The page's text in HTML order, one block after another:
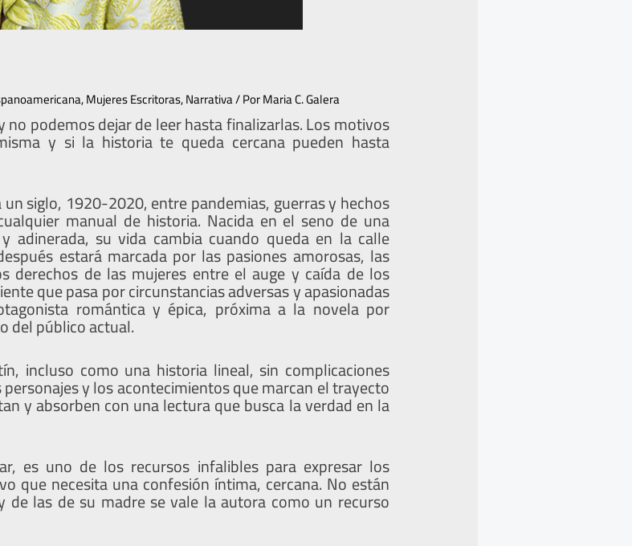
,Mujeres Escritoras,Narrativa/ PorMaria C. Galera
podemos dejar de leer hasta finalizarlas. Los motivos
y si la historia te queda cercana pueden hasta
siglo, 1920-2020, entre pandemias, guerras y hechos
manual de historia. Nacida en el seno de una
adinerada, su vida cambia cuando queda en la calle
estará marcada por las pasiones amorosas, las
derechos de las mujeres entre el auge y caída de los
que pasa por circunstancias adversas y apasionadas
romántica y épica, próxima a la novela por
del público actual.
incluso como una historia lineal, sin complicaciones
y los acontecimientos que marcan el trayecto
y absorben con una lectura que busca la verdad en la
es uno de los recursos infalibles para expresar los
que necesita una confesión íntima, cercana. No están
de las de su madre se vale la autora como un recurso